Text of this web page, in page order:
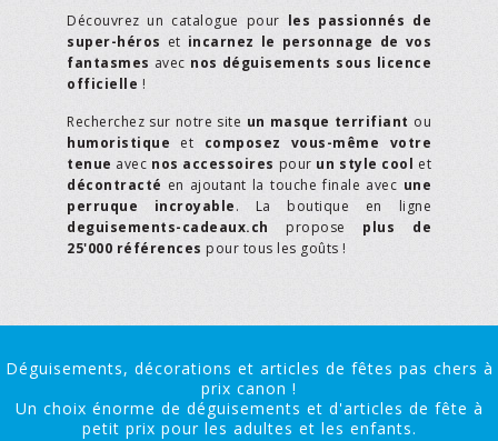
Découvrez un catalogue pour les passionnés de
super-héros et incarnez le personnage de vos
fantasmes avec nos déguisements sous licence
officielle !
Recherchez sur notre site un masque terrifiant ou
humoristique et composez vous-même votre
tenue avec nos accessoires pour un style cool et
décontracté en ajoutant la touche finale avec une
perruque incroyable. La boutique en ligne
deguisements-cadeaux.ch propose plus de
25'000 références pour tous les goûts !
Déguisements, décorations et articles de fêtes pas chers à
prix canon !
Un choix énorme de déguisements et d'articles de fête à
petit prix pour les adultes et les enfants.